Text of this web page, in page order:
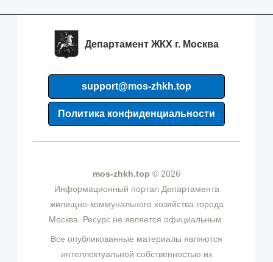
Департамент ЖКХ г. Москва
support@mos-zhkh.top
Политика конфиденциальности
mos-zhkh.top © 2026
Информационный портал Департамента
жилищно-коммунального хозяйства города
Москва. Ресурс не является официальным.
Все опубликованные материалы являются
интеллектуальной собственностью их